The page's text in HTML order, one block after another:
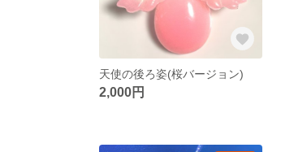
天使の後ろ姿(桜バージョン)
2,000円